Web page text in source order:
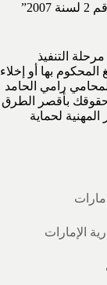
الدفوع القانونية المستندة إلى “قانون الإيجارات رقم 2 لسنة 2007”
التنفيذ
المحكوم بها أو إخلاء
رامي الحامد
حقوقك بأقصر الطرق
المهنية لحماية
الإمارات